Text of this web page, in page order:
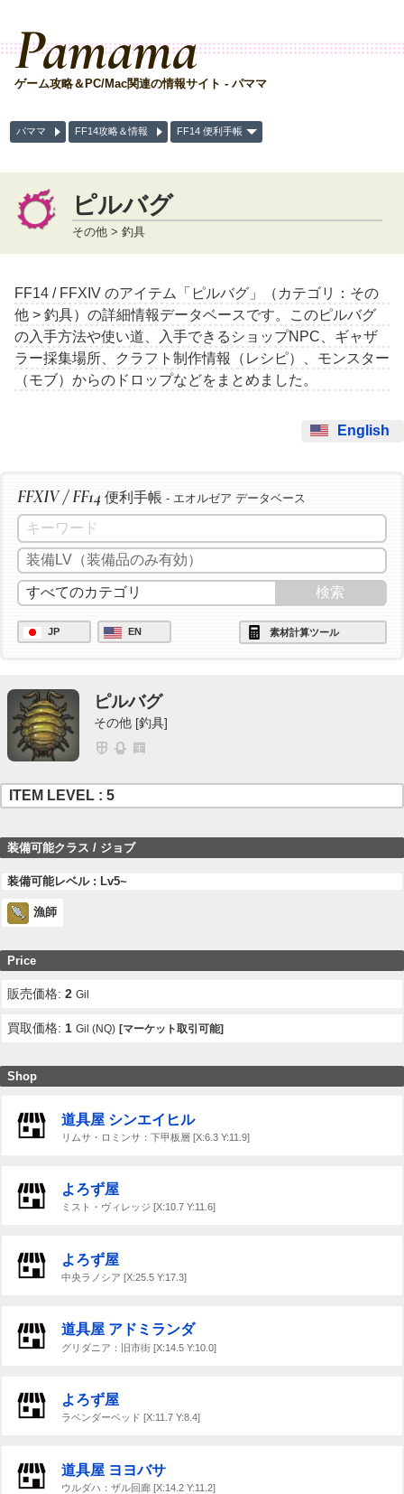
Pamama
ゲーム攻略＆PC/Mac関連の情報サイト - パママ
パママ FF14攻略＆情報 FF14 便利手帳
ピルバグ
その他 > 釣具
FF14 / FFXIV のアイテム「ピルバグ」（カテゴリ：その
他 > 釣具）の詳細情報データベースです。このピルバグ
の入手方法や使い道、入手できるショップNPC、ギャザ
ラー採集場所、クラフト制作情報（レシピ）、モンスター
（モブ）からのドロップなどをまとめました。
English
FFXIV / FF14 便利手帳 - エオルゼア データベース
JP EN 素材計算ツール
ピルバグ
その他 [釣具]
ITEM LEVEL : 5
装備可能クラス / ジョブ
装備可能レベル : Lv5~
漁師
Price
販売価格:2 Gil
買取価格: 1 Gil (NQ) [マーケット取引可能]
Shop
道具屋 シンエイヒル
リムサ・ロミンサ：下甲板層 [X:6.3 Y:11.9]
よろず屋
ミスト・ヴィレッジ [X:10.7 Y:11.6]
よろず屋
中央ラノシア [X:25.5 Y:17.3]
道具屋 アドミランダ
グリダニア：旧市街 [X:14.5 Y:10.0]
よろず屋
ラベンダーベッド [X:11.7 Y:8.4]
道具屋 ヨヨバサ
ウルダハ：ザル回廊 [X:14.2 Y:11.2]